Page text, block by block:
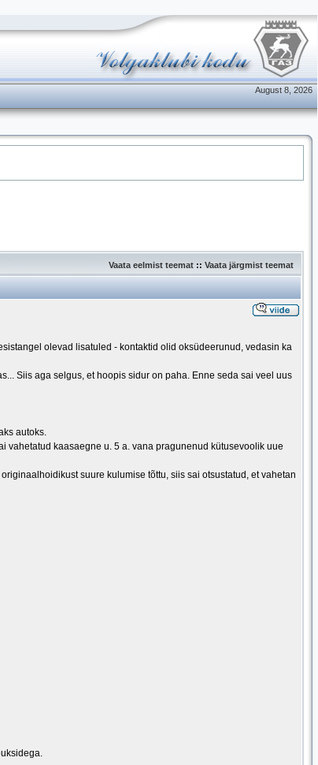
August 8, 2026
Vaata eelmist teemat :: Vaata järgmist teemat
olevad lisatuled - kontaktid olid oksüdeerunud, vedasin ka
Siis aga selgus, et hoopis sidur on paha. Enne seda sai veel uus
autoks.
vahetatud kaasaegne u. 5 a. vana pragunenud kütusevoolik uue
suure kulumise tõttu, siis sai otsustatud, et vahetan